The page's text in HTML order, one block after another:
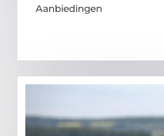
Aanbiedingen